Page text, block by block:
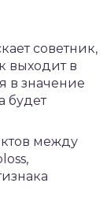
советник,
выходит в
в значение
будет
между